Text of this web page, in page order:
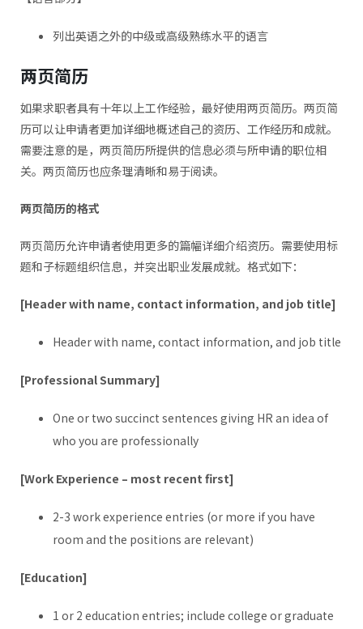
列出英语之外的中级或高级熟练水平的语言
两页简历
如果求职者具有十年以上工作经验，最好使用两页简历。两页简
历可以让申请者更加详细地概述自己的资历、工作经历和成就。
需要注意的是，两页简历所提供的信息必须与所申请的职位相
关。两页简历也应条理清晰和易于阅读。
两页简历的格式
两页简历允许申请者使用更多的篇幅详细介绍资历。需要使用标
题和子标题组织信息，并突出职业发展成就。格式如下：
[Header with name, contact information, and job title]
Header with name, contact information, and job title
[Professional Summary]
One or two succinct sentences giving HR an idea of
who you are professionally
[Work Experience – most recent first]
2-3 work experience entries (or more if you have
room and the positions are relevant)
[Education]
1 or 2 education entries; include college or graduate